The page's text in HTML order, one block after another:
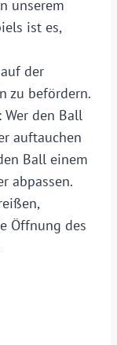
unserem
ist es,
der
zu befördern.
den Ball
auftauchen
Ball einem
abpassen.
Öffnung des